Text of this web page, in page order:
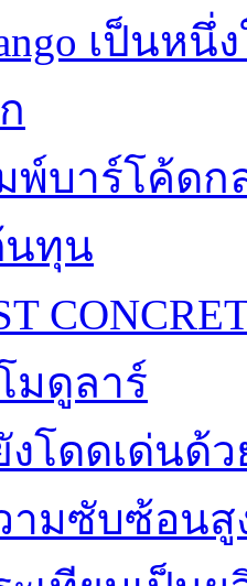
เป็นห
พ์บาร์โค้ด
นทุน
มดูลาร์
โดดเด่นด้
ามซับซ้อนสู